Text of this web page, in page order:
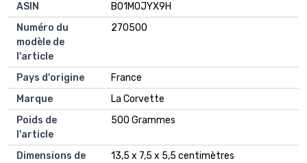
ASIN
B01M0JYX9H
Numéro du
modèle de
l'article
270500
Pays d'origine
France
Marque
La Corvette
Poids de
l'article
500 Grammes
Dimensions de
13,5 x 7,5 x 5,5 centimètres